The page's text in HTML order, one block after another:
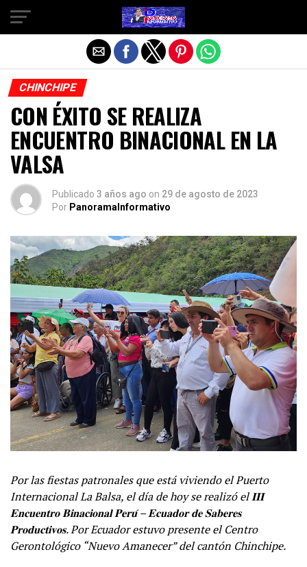
CHINCHIPE
CON ÉXITO SE REALIZA
ENCUENTRO BINACIONAL EN LA
VALSA
Publicado 3 años ago on 29 de agosto de 2023
Por PanoramaInformativo
Por las fiestas patronales que está viviendo el Puerto
Internacional La Balsa, el día de hoy se realizó el𝐈𝐈𝐈
𝐄𝐧𝐜𝐮𝐞𝐧𝐭𝐫𝐨𝐁𝐢𝐧𝐚𝐜𝐢𝐨𝐧𝐚𝐥𝐏𝐞𝐫𝐮́ –𝐄𝐜𝐮𝐚𝐝𝐨𝐫 𝐝𝐞𝐒𝐚𝐛𝐞𝐫𝐞𝐬
𝐏𝐫𝐨𝐝𝐮𝐜𝐭𝐢𝐯𝐨𝐬. Por Ecuador estuvo presente el Centro
Gerontológico “Nuevo Amanecer” del cantón Chinchipe.
Salir de la versión móvil